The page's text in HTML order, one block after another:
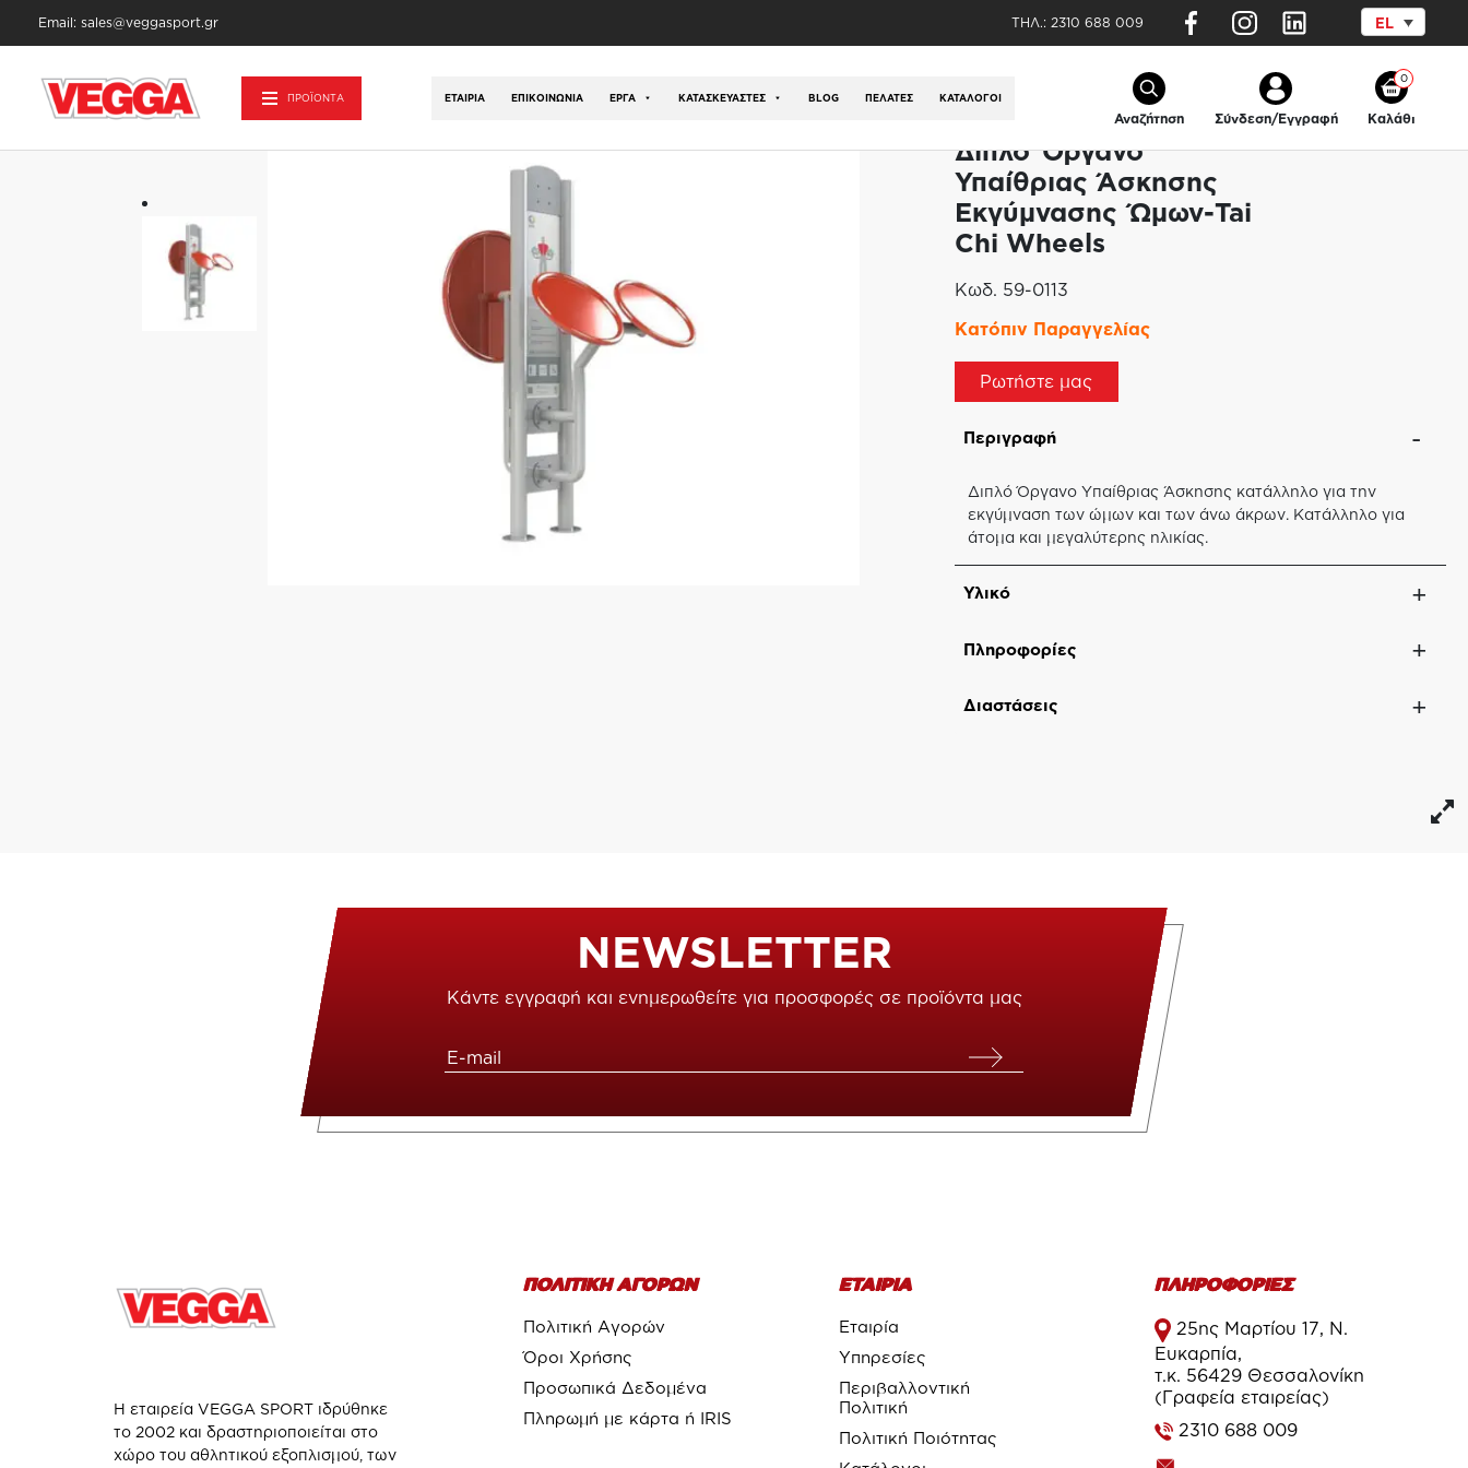
Email: sales@veggasport.gr ΤΗΛ.: 2310 688 009 EL
ΠΡΟΪΟΝΤΑ ΕΤΑΙΡΊΑ ΕΠΙΚΟΙΝΩΝΊΑ ΕΡΓΑ ΚΑΤΑΣΚΕΥΑΣΤΕΣ BLOG ΠΕΛΑΤΕΣ ΚΑΤΆΛΟΓΟΙ
Αναζήτηση Σύνδεση/Εγγραφή
0
Καλάθι
Διπλό Όργανο
Υπαίθριας Άσκησης
Εκγύμνασης Ώμων-Tai
Chi Wheels
Κωδ. 59-0113
Κατόπιν Παραγγελίας
Ρωτήστε μας
Περιγραφή
Διπλό Όργανο Υπαίθριας Άσκησης κατάλληλο για την
εκγύμναση των ώμων και των άνω άκρων. Κατάλληλο για
άτομα και μεγαλύτερης ηλικίας.
Υλικό
Πληροφορίες
Διαστάσεις
NEWSLETTER
Κάντε εγγραφή και ενημερωθείτε για προσφορές σε προϊόντα μας
Η εταιρεία VEGGA SPORT ιδρύθηκε
το 2002 και δραστηριοποιείται στο
χώρο του αθλητικού εξοπλισμού, των
ΠΟΛΙΤΙΚΗ ΑΓΟΡΩΝ
Πολιτική Αγορών
Όροι Χρήσης
Προσωπικά Δεδομένα
Πληρωμή με κάρτα ή IRIS
ΕΤΑΙΡΙΑ
Εταιρία
Υπηρεσίες
Περιβαλλοντική
Πολιτική
Πολιτική Ποιότητας
ΠΛΗΡΟΦΟΡΙΕΣ
25ης Μαρτίου 17, Ν.
Ευκαρπία,
τ.κ. 56429 Θεσσαλονίκη
(Γραφεία εταιρείας)
2310 688 009